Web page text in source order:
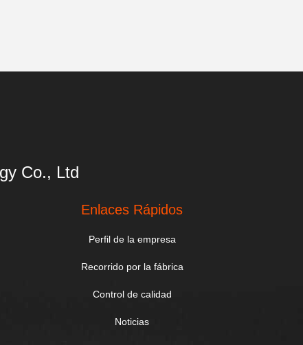
Co., Ltd
Enlaces Rápidos
Perfil de la empresa
Recorrido por la fábrica
Control de calidad
Noticias